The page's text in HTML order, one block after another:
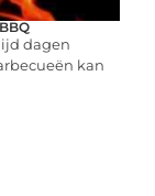
dagen
kan